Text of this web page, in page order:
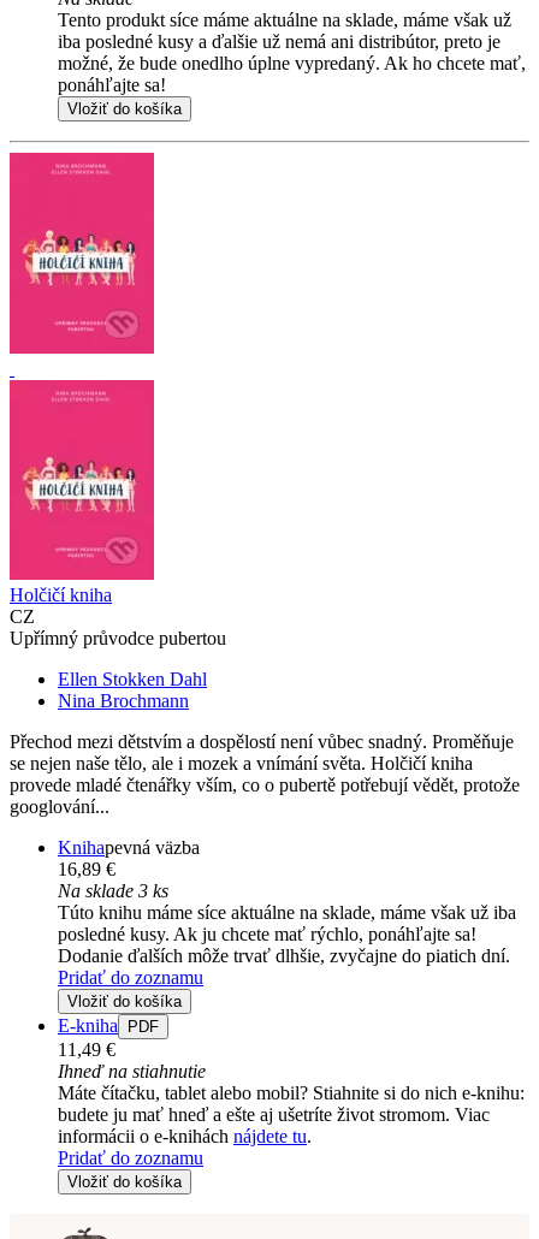
Tento produkt síce máme aktuálne na sklade, máme však už
iba posledné kusy a ďalšie už nemá ani distribútor, preto je
možné, že bude onedlho úplne vypredaný. Ak ho chcete mať,
ponáhľajte sa!
Vložiť do košíka
Holčičí kniha
CZ
Upřímný průvodce pubertou
Ellen Stokken Dahl
Nina Brochmann
Přechod mezi dětstvím a dospělostí není vůbec snadný. Proměňuje
se nejen naše tělo, ale i mozek a vnímání světa. Holčičí kniha
provede mladé čtenářky vším, co o pubertě potřebují vědět, protože
googlování...
Knihapevná väzba
16,89 €
Na sklade 3 ks
Túto knihu máme síce aktuálne na sklade, máme však už iba
posledné kusy. Ak ju chcete mať rýchlo, ponáhľajte sa!
Dodanie ďalších môže trvať dlhšie, zvyčajne do piatich dní.
Pridať do zoznamu
Vložiť do košíka
E-kniha PDF
11,49 €
Ihneď na stiahnutie
Máte čítačku, tablet alebo mobil? Stiahnite si do nich e-knihu:
budete ju mať hneď a ešte aj ušetríte život stromom. Viac
informácii o e-knihách nájdete tu.
Pridať do zoznamu
Vložiť do košíka